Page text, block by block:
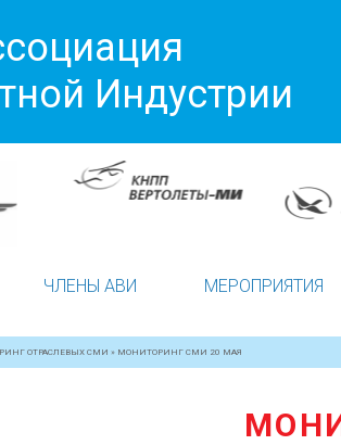
Индустрии
ЧЛЕНЫ АВИ МЕРОПРИЯТИЯ
ОТРАСЛЕВЫХ СМИ » МОНИТОРИНГ СМИ 20 МАЯ